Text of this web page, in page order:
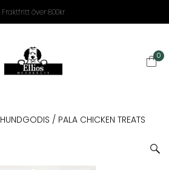
Fraktfritt över 800kr
0
HUNDGODIS / PALA CHICKEN TREATS